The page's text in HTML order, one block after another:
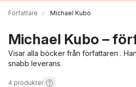
Författare Michael Kubo
Michael Kubo –
Visar alla böcker från författaren .
snabb leverans.
4 produkter